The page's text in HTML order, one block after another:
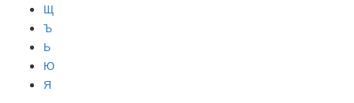
Щ
Ъ
Ь
Ю
Я